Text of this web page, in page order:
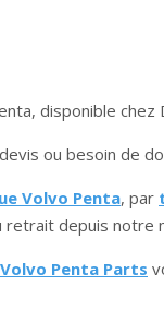
disponible
ou besoin de
Volvo Penta, par
retrait depuis notre
Penta Parts